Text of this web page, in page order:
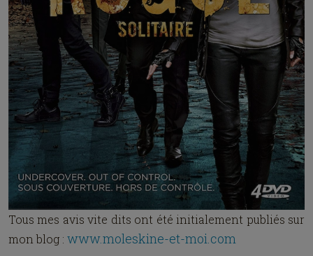
Tous mes avis vite dits ont été initialement publiés sur
mon blog : www.moleskine-et-moi.com